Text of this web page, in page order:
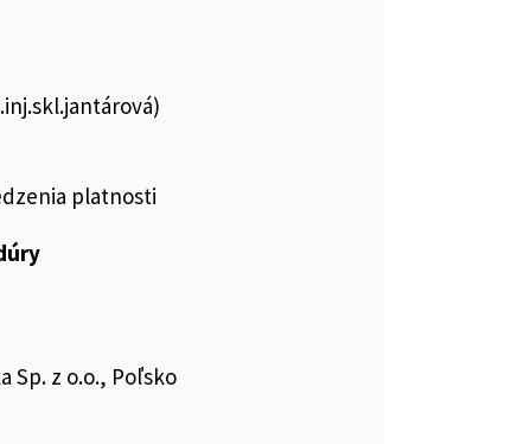
platnosti
Sp. z o.o., Poľsko